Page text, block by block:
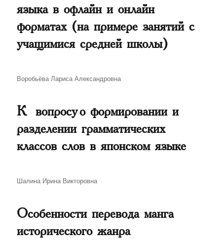
языка в офлайн и онлайн
форматах (на примере занятий с
учащимися средней школы)
Автор
Воробьёва Лариса Александровна
К вопросу о формировании и
разделении грамматических
классов слов в японском языке
Автор
Шалина Ирина Викторовна
Особенности перевода манга
исторического жанра